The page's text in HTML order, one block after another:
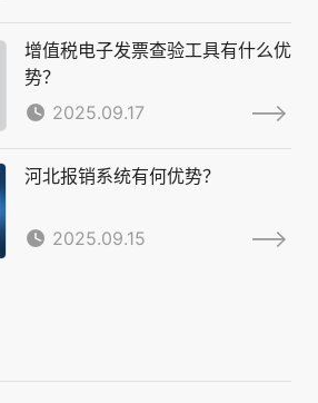
增值税电子发票查验工具有什么优
势？
2025.09.17
河北报销系统有何优势？
2025.09.15